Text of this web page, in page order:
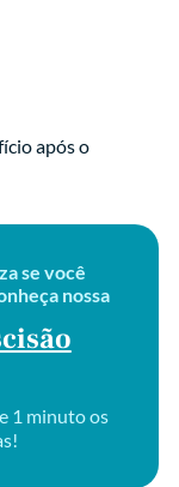
após o
se você
nossa
1 minuto os